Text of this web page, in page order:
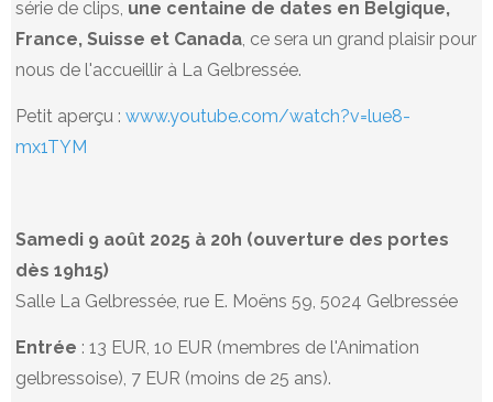
série de clips, une centaine de dates en Belgique,
France, Suisse et Canada , ce sera un grand plaisir pour
nous de l'accueillir à La Gelbressée.
Petit aperçu :www.youtube.com/watch?v=lue8-
mx1TYM
Samedi 9 août 2025 à 20h (ouverture des portes
dès 19h15)
Salle La Gelbressée, rue E. Moëns 59, 5024 Gelbressée
Entrée : 13 EUR, 10 EUR (membres de l'Animation
gelbressoise), 7 EUR (moins de 25 ans).